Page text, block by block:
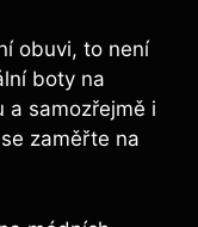
obuvi, to není
boty na
a samozřejmě i
zaměřte na